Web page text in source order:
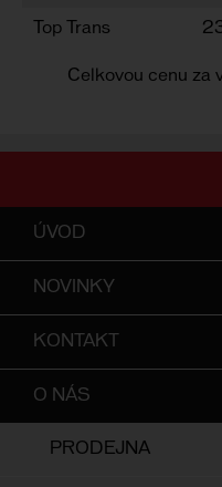
Top Trans
Celkovou cenu za
ÚVOD
NOVINKY
KONTAKT
O NÁS
PRODEJNA